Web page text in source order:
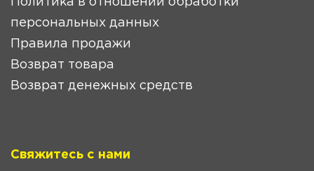
персональных данных
Правила продажи
Возврат товара
Возврат денежных средств
Свяжитесь с нами